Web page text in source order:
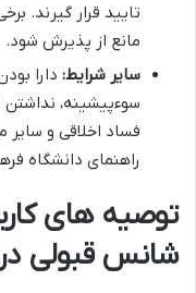
تایید قرار گیرند.
مانع از پذیرش شود.
سایر شرایط: دارا
سوءپیشینه، نداشتن
فساد اخلاقی و سایر
راهنمای دانشگاه
توصیه های
شانس قبولی در